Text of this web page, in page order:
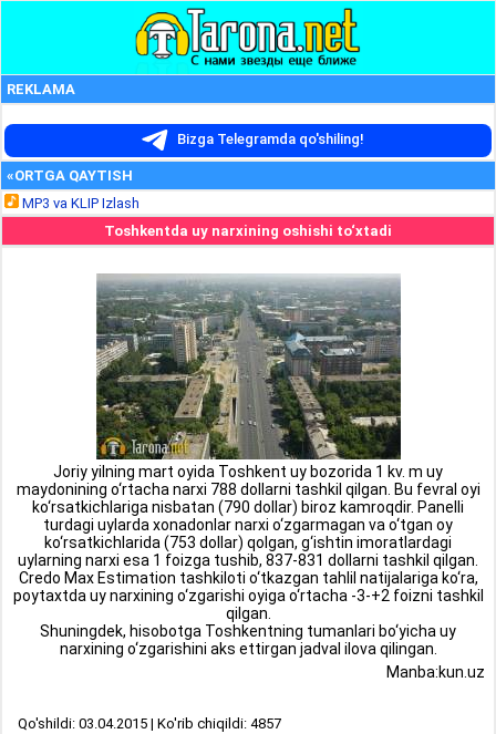
REKLAMA
Bizga Telegramda qo'shiling!
«ORTGA QAYTISH
MP3 va KLIP Izlash
Toshkentda uy narxining oshishi to‘xtadi
Joriy yilning mart oyida Toshkent uy bozorida 1 kv. m uy
maydonining o‘rtacha narxi 788 dollarni tashkil qilgan. Bu fevral oyi
ko‘rsatkichlariga nisbatan (790 dollar) biroz kamroqdir. Panelli
turdagi uylarda xonadonlar narxi o‘zgarmagan va o‘tgan oy
ko‘rsatkichlarida (753 dollar) qolgan, g‘ishtin imoratlardagi
uylarning narxi esa 1 foizga tushib, 837-831 dollarni tashkil qilgan.
Credo Max Estimation tashkiloti o‘tkazgan tahlil natijalariga ko‘ra,
poytaxtda uy narxining o‘zgarishi oyiga o‘rtacha -3-+2 foizni tashkil
qilgan.
Shuningdek, hisobotga Toshkentning tumanlari bo‘yicha uy
narxining o‘zgarishini aks ettirgan jadval ilova qilingan.
Manba:kun.uz
Qo'shildi: 03.04.2015 | Ko'rib chiqildi: 4857